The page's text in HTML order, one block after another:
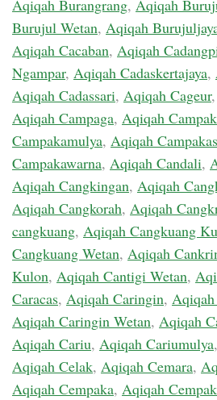
Aqiqah Burangrang, Aqiqah
Burujul Wetan, Aqiqah
Aqiqah Cacaban, Aqiqah
Ngampar, Aqiqah Cadaskertajaya,
Aqiqah Cadassari, Aqiqah Cageur,
Aqiqah Campaga, Aqiqah
Campakamulya, Aqiqah
Campakawarna, Aqiqah Candali,
Aqiqah Cangkingan, Aqiqah
Aqiqah Cangkorah, Aqiqah
cangkuang, Aqiqah Cangkuang
Cangkuang Wetan, Aqiqah
Kulon, Aqiqah Cantigi Wetan,
Caracas, Aqiqah Caringin,
Aqiqah Caringin Wetan, Aqiqah
Aqiqah Cariu, Aqiqah Cariumulya,
Aqiqah Celak, Aqiqah Cemara,
Aqiqah Cempaka, Aqiqah